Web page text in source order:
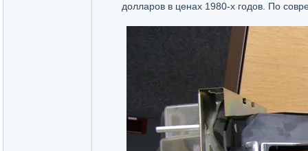
долларов в ценах 1980-х годов. По